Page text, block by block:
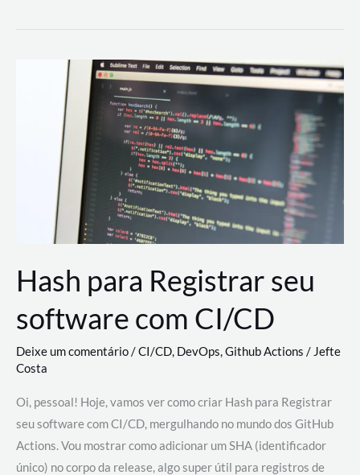
Models
revolucionando
desenvolvimento
Hash para Registrar seu
software com CI/CD
Deixe um comentário/CI/CD, DevOps,Github Actions /Jefte
Costa
Oi, pessoal! Hoje, vamos ver como criar Hash para Registrar
seu software com CI/CD, mergulhando no mundo dos GitHub
Actions. Vou mostrar como adicionar um SHA (identificador
único) no corpo da release, algo super útil para registros de